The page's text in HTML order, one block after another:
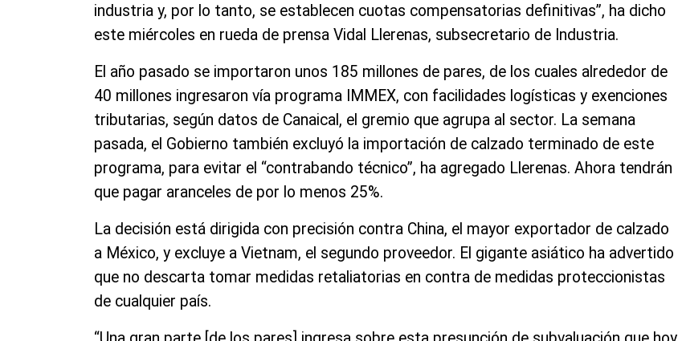
industria y, por lo tanto, se establecen cuotas compensatorias definitivas”, ha dicho
este miércoles en rueda de prensa Vidal Llerenas, subsecretario de Industria.
El año pasado se importaron unos 185 millones de pares, de los cuales alrededor de
40 millones ingresaron vía programa IMMEX, con facilidades logísticas y exenciones
tributarias, según datos de Canaical, el gremio que agrupa al sector. La semana
pasada, el Gobierno también excluyó la importación de calzado terminado de este
programa, para evitar el “contrabando técnico”, ha agregado Llerenas. Ahora tendrán
que pagar aranceles de por lo menos 25%.
La decisión está dirigida con precisión contra China, el mayor exportador de calzado
a México, y excluye a Vietnam, el segundo proveedor. El gigante asiático ha advertido
que no descarta tomar medidas retaliatorias en contra de medidas proteccionistas
de cualquier país.